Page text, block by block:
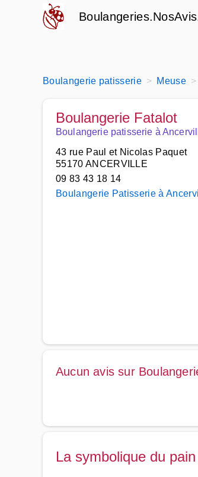
Boulangerie patisserie Meuse
Boulangerie Fatalot
Boulangerie patisserie à
43 rue Paul et Nicolas Paquet
55170 ANCERVILLE
09 83 43 18 14
Boulangerie Patisserie à
Aucun avis sur
La symbolique du